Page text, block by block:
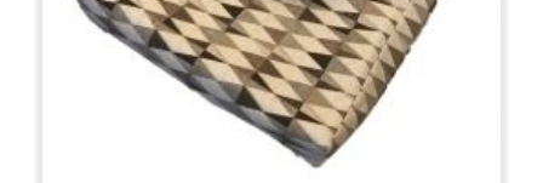
umgekehrte Änderung mit der bei VIES registrierten innergemeinschaftlichen
Mehrwertsteuernummer (siehe auf dieser
http://ec.europa.eu/taxation_customs/vies/?locale=it.
Für Nicht-EU-Kunden unterliegen die Preise nicht der Mehrwertsteuer gemäß Artikel 8